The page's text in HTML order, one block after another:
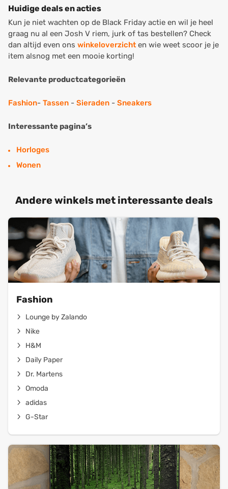
Huidige deals en acties
Kun je niet wachten op de Black Friday actie en wil je heel
graag nu al een Josh V riem, jurk of tas bestellen? Check
dan altijd even ons winkeloverzicht en wie weet scoor je je
item alsnog met een mooie korting!
Relevante productcategorieën
Fashion- Tassen - Sieraden - Sneakers
Interessante pagina’s
Horloges
Wonen
Andere winkels met interessante deals
Fashion
Lounge by Zalando
Nike
H&M
Daily Paper
Dr. Martens
Omoda
adidas
G-Star